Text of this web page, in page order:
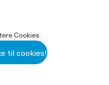
Cookies.
til cookies!